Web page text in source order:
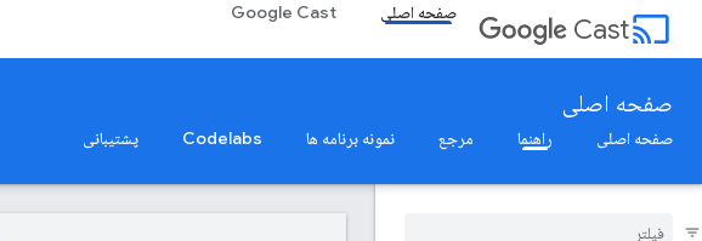
cast
Cast
صفحه اصلی Google Cast
صفحه اصلی
صفحه اصلی راهنما مرجع نمونه برنامه ها Codelabs پشتیبانی